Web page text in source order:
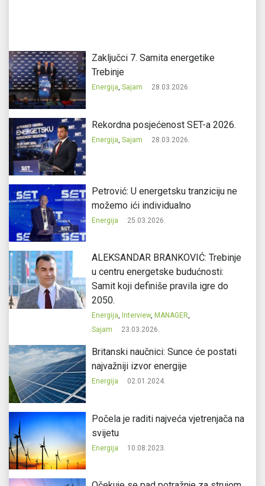
Zaključci 7. Samita energetike
Trebinje
Energija, Sajam 28.03.2026.
Rekordna posjećenost SET-a 2026.
Energija Sajam 28.03.2026.
Petrović: U energetsku tranziciju ne
možemo ići individualno
Energija 25.03.2026.
ALEKSANDAR BRANKOVIĆ: Trebinje
u centru energetske budućnosti:
Samit koji definiše pravila igre do
2050.
Energija, Interview, MANAGER,
Sajam
23.03.2026.
Britanski naučnici: Sunce će postati
najvažniji izvor energije
Energija 02.01.2024.
Počela je raditi najveća vjetrenjača na
svijetu
Energija 10.08.2023.